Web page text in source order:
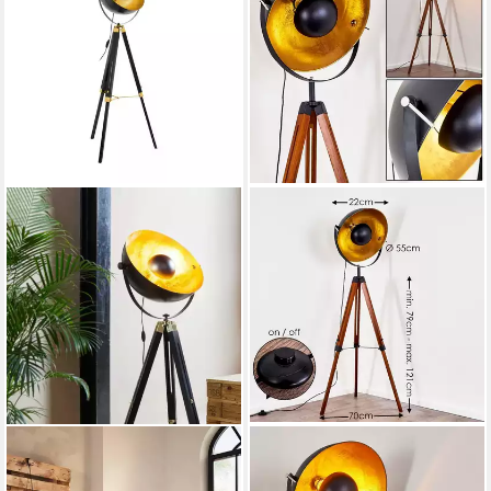
EGLO
Stehlampe COVALEDA
HOFSTEIN
Stehlampe »Ghedi« Vintage